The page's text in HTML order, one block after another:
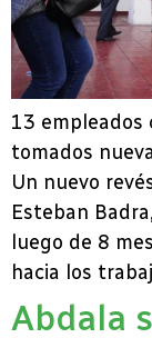
13 empleados
tomados
Un nuevo
Esteban
luego de 8
hacia los
Abdala